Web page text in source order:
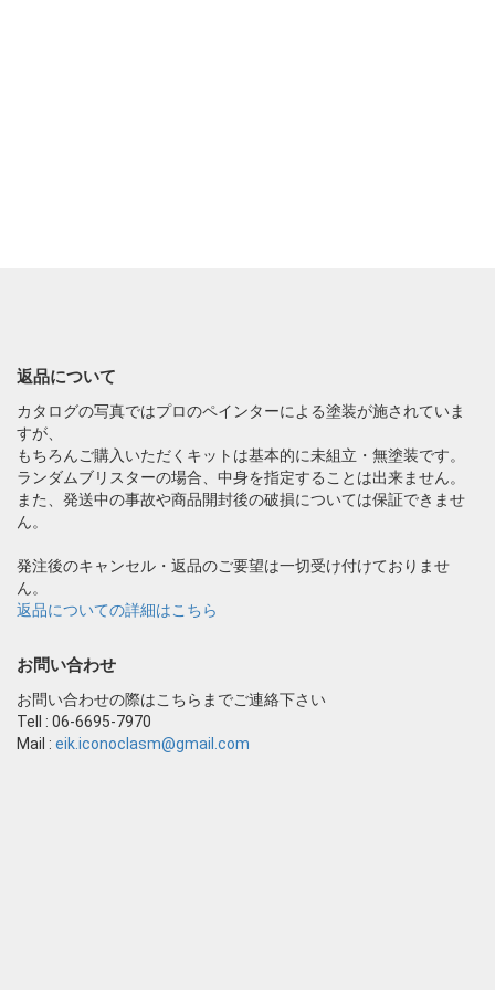
返品について
カタログの写真ではプロのペインターによる塗装が施されていま
すが、
もちろんご購入いただくキットは基本的に未組立・無塗装です。
ランダムブリスターの場合、中身を指定することは出来ません。
また、発送中の事故や商品開封後の破損については保証できませ
ん。
発注後のキャンセル・返品のご要望は一切受け付けておりませ
ん。
返品についての詳細はこちら
お問い合わせ
お問い合わせの際はこちらまでご連絡下さい
Tell : 06-6695-7970
Mail : eik.iconoclasm@gmail.com